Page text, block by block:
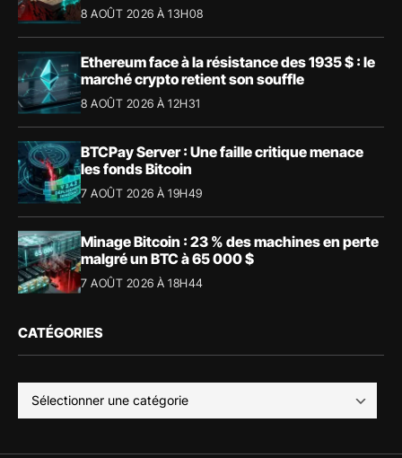
8 AOÛT 2026 À 13H08
Ethereum face à la résistance des 1935 $ : le
marché crypto retient son souffle
8 AOÛT 2026 À 12H31
BTCPay Server : Une faille critique menace
les fonds Bitcoin
7 AOÛT 2026 À 19H49
Minage Bitcoin : 23 % des machines en perte
malgré un BTC à 65 000 $
7 AOÛT 2026 À 18H44
CATÉGORIES